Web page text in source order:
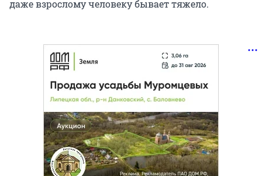
даже взрослому человеку бывает тяжело.